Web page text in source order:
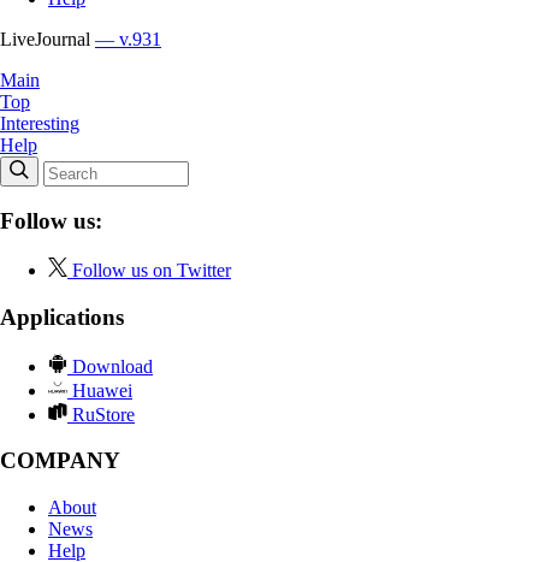
LiveJournal — v.931
Main
Top
Interesting
Help
Follow us:
Follow us on Twitter
Applications
Download
Huawei
RuStore
COMPANY
About
News
Help